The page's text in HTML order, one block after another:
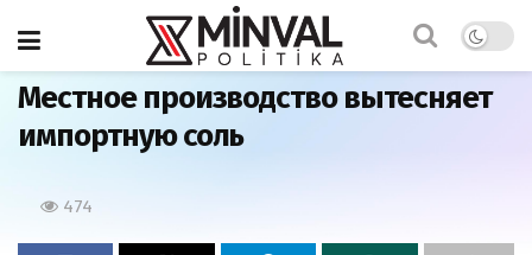
Главная
Местное производство вытесняет
импортную соль
474